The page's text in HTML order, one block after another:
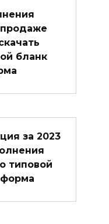
бланк
за 2023
типовой